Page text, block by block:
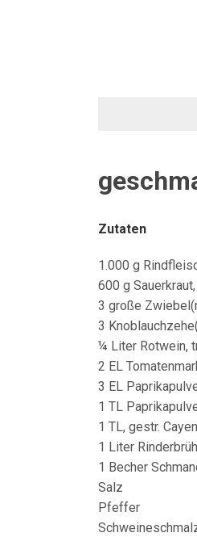
Zutaten
1.000 g
600 g
3 große
3
¼ Liter Rotwein,
2 EL
3 EL
1 TL
1 TL, gestr.
1 Liter
1 Becher
Salz
Pfeffer